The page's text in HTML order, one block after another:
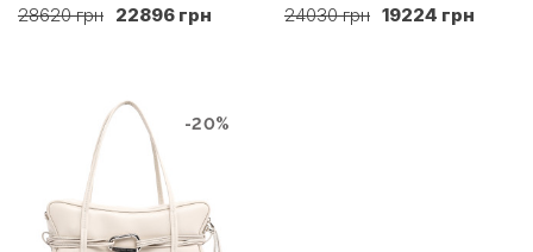
28620 грн 22896 грн 24030 грн 19224 грн
-20%